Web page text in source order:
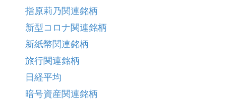
指原莉乃関連銘柄
新型コロナ関連銘柄
新紙幣関連銘柄
旅行関連銘柄
日経平均
暗号資産関連銘柄